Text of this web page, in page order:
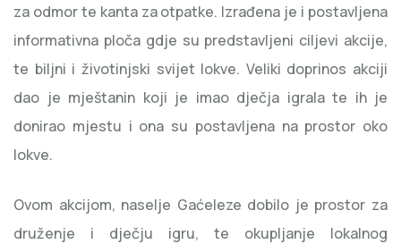
za odmor te kanta za otpatke. Izrađena je i postavljena
informativna ploča gdje su predstavljeni ciljevi akcije,
te biljni i životinjski svijet lokve. Veliki doprinos akciji
dao je mještanin koji je imao dječja igrala te ih je
donirao mjestu i ona su postavljena na prostor oko
lokve.
Ovom akcijom, naselje Gaćeleze dobilo je prostor za
druženje i dječju igru, te okupljanje lokalnog